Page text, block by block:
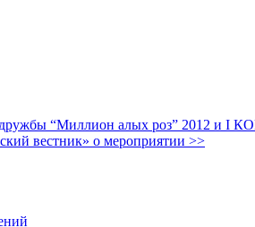
“Миллион алых роз” 2012 и I
вестник» о мероприятии >>